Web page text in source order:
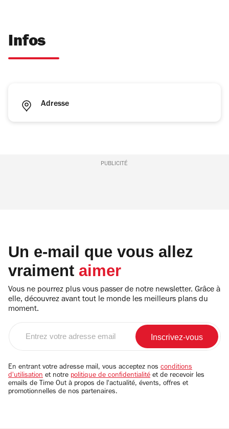
Infos
Adresse
PUBLICITÉ
Un e-mail que vous allez
vraiment aimer
Vous ne pourrez plus vous passer de notre newsletter. Grâce à
elle, découvrez avant tout le monde les meilleurs plans du
moment.
email
En entrant votre adresse mail, vous acceptez nos conditions
d'utilisation et notre politique de confidentialité et de recevoir les
emails de Time Out à propos de l'actualité, évents, offres et
promotionnelles de nos partenaires.